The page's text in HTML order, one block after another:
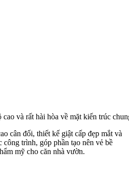
và rất hài hòa về mặt kiến trúc
cân đối, thiết kế giật cấp đẹp mắt và
trình, góp phần tạo nên vẻ bề
mỹ cho căn nhà vườn.